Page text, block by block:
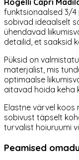
Rogelli Capri
funktsionaalsed 3/4
sobivad ideaalselt
ühendavad
detailid, et saaksid
Püksid on
materjalist, mis
optimaalse
aitavad hoida keha
Elastne värvel
sobivust täpselt
turvalist hoiuruumi
Peamised